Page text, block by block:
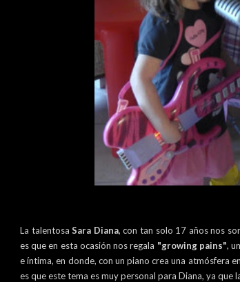
La talentosaSara Diana, con tan solo 17 años nos
es que en esta ocasión nos regala "growing pains",
e íntima, en donde, con un piano crea una atmósfera
es que este tema es muy personal para Diana, ya